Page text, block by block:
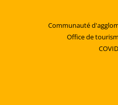
Communauté
Office de